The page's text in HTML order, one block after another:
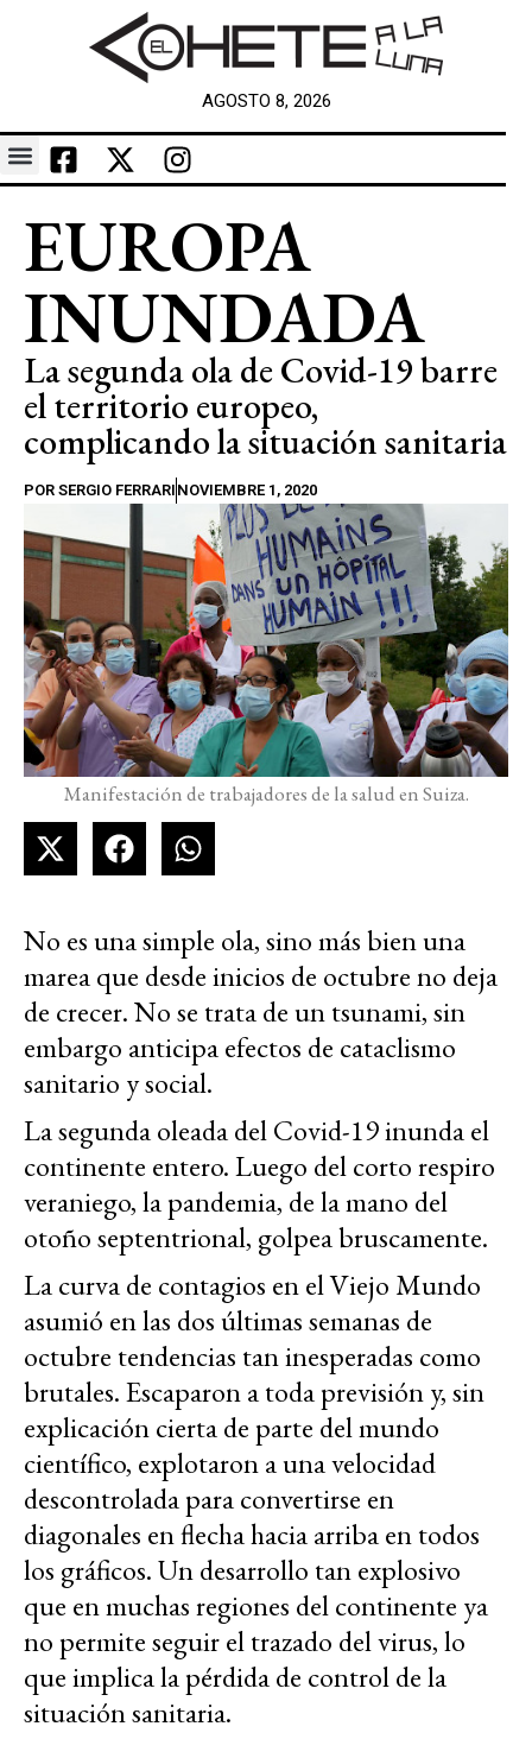
AGOSTO 8, 2026
EUROPA
INUNDADA
La segunda ola de Covid-19 barre
el territorio europeo,
complicando la situación sanitaria
POR SERGIO FERRARI NOVIEMBRE 1, 2020
Manifestación de trabajadores de la salud en Suiza.
No es una simple ola, sino más bien una
marea que desde inicios de octubre no deja
de crecer. No se trata de un tsunami, sin
embargo anticipa efectos de cataclismo
sanitario y social.
La segunda oleada del Covid-19 inunda el
continente entero. Luego del corto respiro
veraniego, la pandemia, de la mano del
otoño septentrional, golpea bruscamente.
La curva de contagios en el Viejo Mundo
asumió en las dos últimas semanas de
octubre tendencias tan inesperadas como
brutales. Escaparon a toda previsión y, sin
explicación cierta de parte del mundo
científico, explotaron a una velocidad
descontrolada para convertirse en
diagonales en flecha hacia arriba en todos
los gráficos. Un desarrollo tan explosivo
que en muchas regiones del continente ya
no permite seguir el trazado del virus, lo
que implica la pérdida de control de la
situación sanitaria.